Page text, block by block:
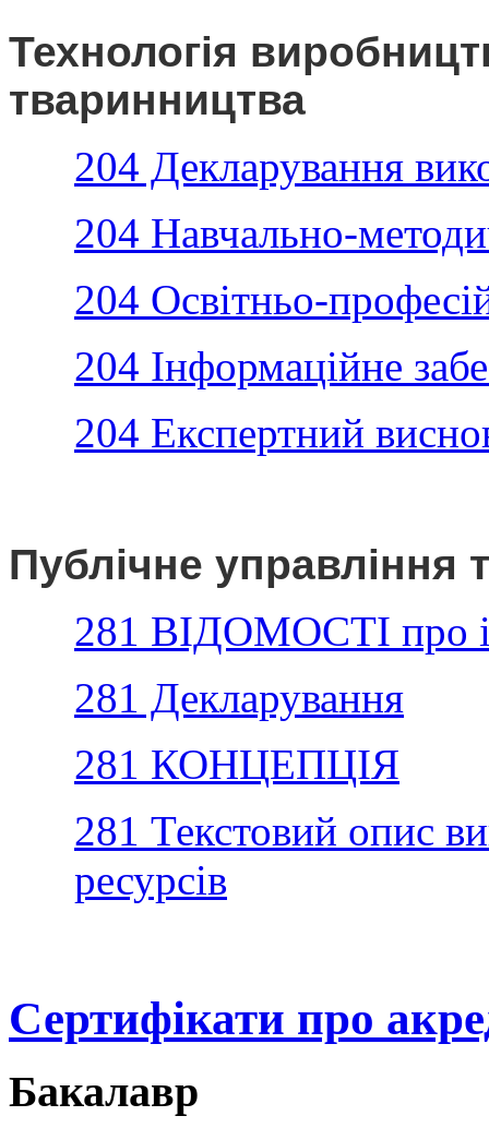
Технологія
тваринництва
204 Декларування
204 Навчально-
204 Освітньо-
204 Інформаційне
204 Експертний
Публічне управління
281 ВІДОМОСТІ про
281 Декларування
281 КОНЦЕПЦІЯ
281 Текстовий опис
ресурсів
Сертифікати про
Бакалавр